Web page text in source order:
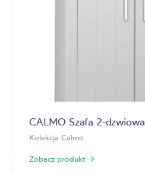
CALMO Szafa 2-dzwiowa
Kolekcja Calmo
Zobacz produkt →